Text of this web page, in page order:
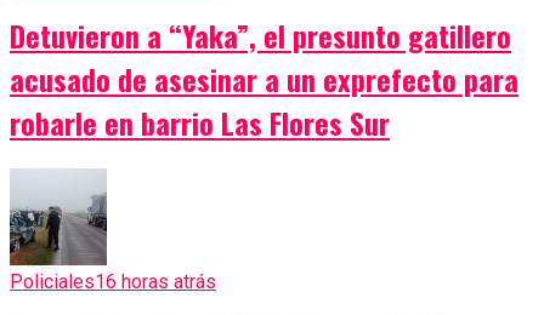
Detuvieron a “Yaka”, el presunto gatillero
acusado de asesinar a un exprefecto para
robarle en barrio Las Flores Sur
Policiales16 horas atrás